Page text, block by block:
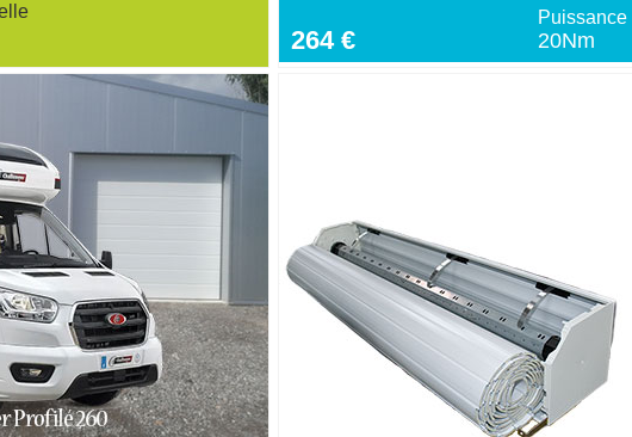
264 €
Puissance
20Nm